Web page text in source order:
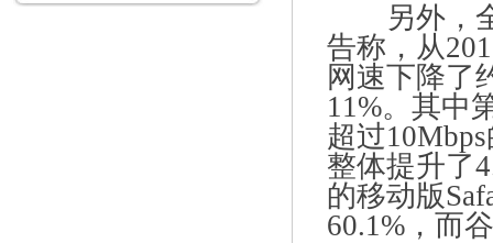
另外，全
告称，从
网速下降了
11%。其中
超过
整体提升了
的移动版
60.1%，而